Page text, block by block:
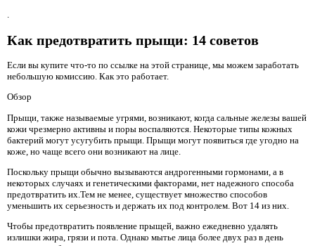
Как предотвратить прыщи: 14 советов
Если вы купите что-то по ссылке на этой странице, мы можем заработать
небольшую комиссию. Как это работает.
Обзор
Прыщи, также называемые угрями, возникают, когда сальные железы вашей
кожи чрезмерно активны и поры воспаляются. Некоторые типы кожных
бактерий могут усугубить прыщи. Прыщи могут появиться где угодно на
коже, но чаще всего они возникают на лице.
Поскольку прыщи обычно вызываются андрогенными гормонами, а в
некоторых случаях и генетическими факторами, нет надежного способа
предотвратить их.Тем не менее, существует множество способов
уменьшить их серьезность и держать их под контролем. Вот 14 из них.
Чтобы предотвратить появление прыщей, важно ежедневно удалять
излишки жира, грязи и пота. Однако мытье лица более двух раз в день